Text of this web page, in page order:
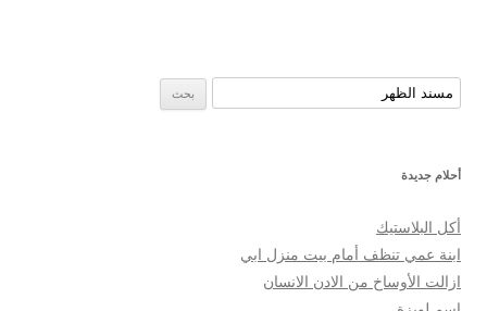
البحث عن:
أحلام جديدة
أكل البلاستيك
ابنة عمي تنظف أمام بيت منزل ابي
ازالت الأوساخ من الادن الانسان